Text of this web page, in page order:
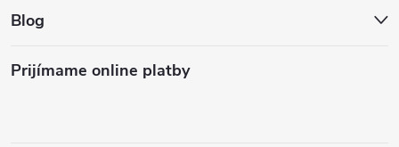
Blog
Prijímame online platby